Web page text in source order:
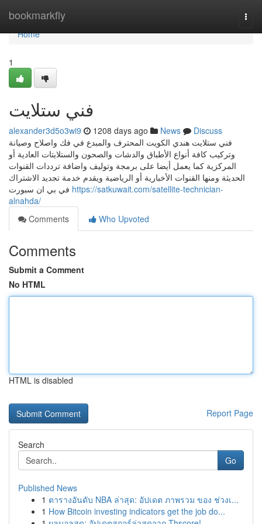
bookmarkfly
Home
Home
1
فني ستلايت
alexander3d5o3wi9 1208 days ago News
Discuss
فني ستلايت هندي الكويت المحترف والمبدع في فك واصلاح وصيانة
وتركيب كافة أنواع الأطباق والدشات والصحون والستلايتات العادية أو
المركزية كما يعمل أيضا على برمجة وتوليف واضافة ترددات القنوات
الحديثة ومنها القنوات الأخبارية أو الرياضية ويقدم خدمة تجديد الاشتراك
https://satkuwait.com/satellite-technician-
alnahda/
Comments
Who Upvoted
Comments
Submit a Comment
No HTML
HTML is disabled
Report Page
Search
Go
Published News
1 ตารางอันดับ NBA ล่าสุด: อัปเดต ภาพรวม ของ ช่วงเ...
1 How Bitcoin investing indicators get the job do...